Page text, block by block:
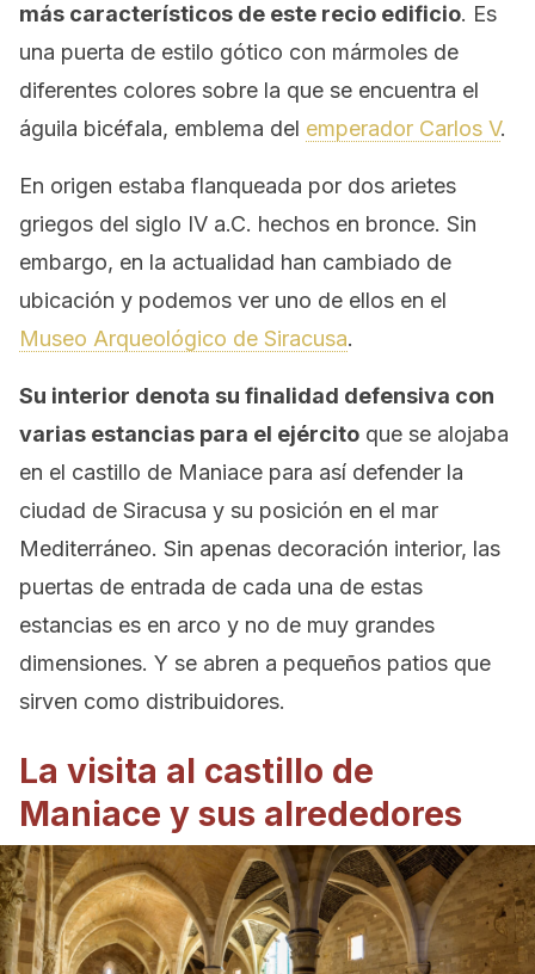
más característicos de este recio edificio. Es
una puerta de estilo gótico con mármoles de
diferentes colores sobre la que se encuentra el
águila bicéfala, emblema del emperador Carlos V.
En origen estaba flanqueada por dos arietes
griegos del siglo IV a.C. hechos en bronce. Sin
embargo, en la actualidad han cambiado de
ubicación y podemos ver uno de ellos en el
Museo Arqueológico de Siracusa.
Su interior denota su finalidad defensiva con
varias estancias para el ejército que se alojaba
en el castillo de Maniace para así defender la
ciudad de Siracusa y su posición en el mar
Mediterráneo. Sin apenas decoración interior, las
puertas de entrada de cada una de estas
estancias es en arco y no de muy grandes
dimensiones. Y se abren a pequeños patios que
sirven como distribuidores.
La visita al castillo de
Maniace y sus alrededores